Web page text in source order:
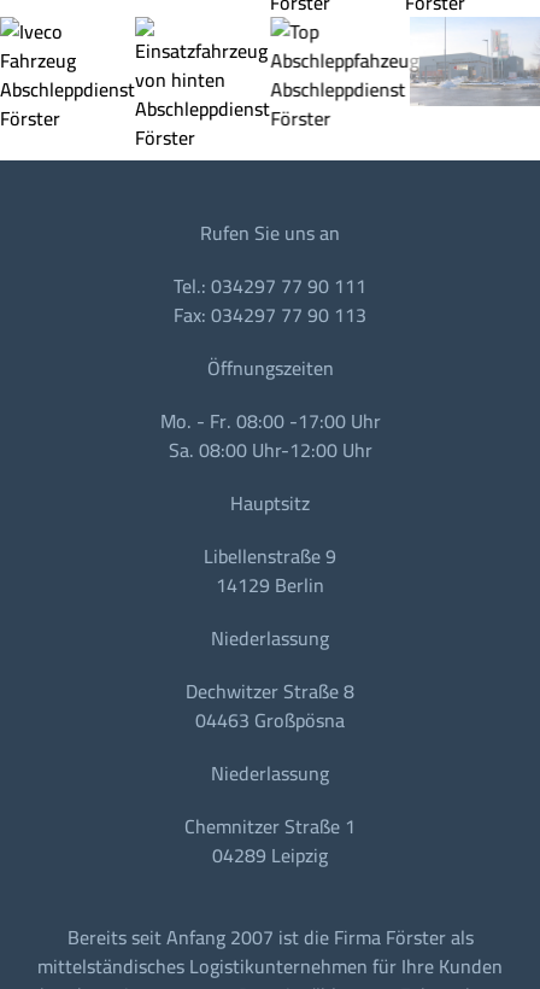
Rufen Sie uns an
Tel.: 034297 77 90 111
Fax: 034297 77 90 113
Öffnungszeiten
Mo. - Fr. 08:00 -17:00 Uhr
Sa. 08:00 Uhr-12:00 Uhr
Hauptsitz
Libellenstraße 9
14129 Berlin
Niederlassung
Dechwitzer Straße 8
04463 Großpösna
Niederlassung
Chemnitzer Straße 1
04289 Leipzig
Bereits seit Anfang 2007 ist die Firma Förster als
mittelständisches Logistikunternehmen für Ihre Kunden